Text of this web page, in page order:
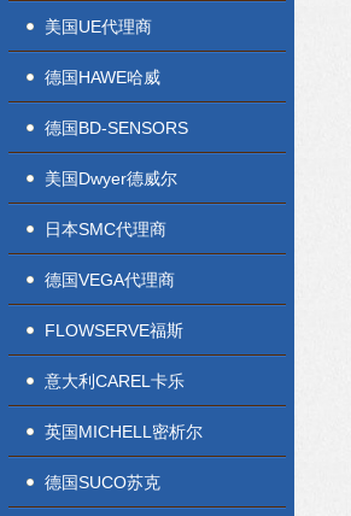
美国UE代理商
德国HAWE哈威
德国BD-SENSORS
美国Dwyer德威尔
日本SMC代理商
德国VEGA代理商
FLOWSERVE福斯
意大利CAREL卡乐
英国MICHELL密析尔
德国SUCO苏克